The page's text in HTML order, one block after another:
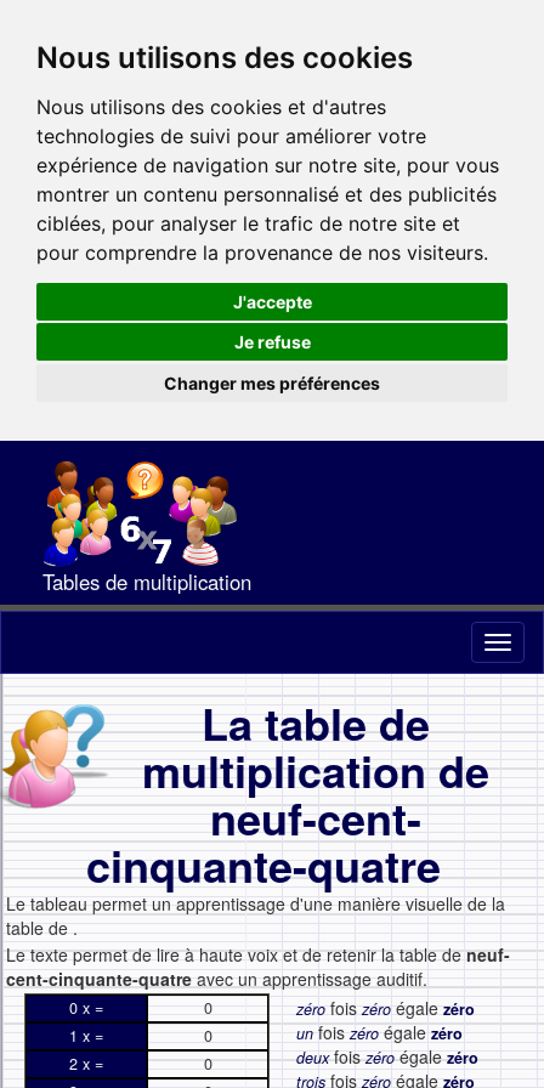
Nous utilisons des cookies
Nous utilisons des cookies et d'autres
technologies de suivi pour améliorer votre
expérience de navigation sur notre site, pour vous
montrer un contenu personnalisé et des publicités
ciblées, pour analyser le trafic de notre site et
pour comprendre la provenance de nos visiteurs.
J'accepte
Je refuse
Changer mes préférences
Tables de multiplication
La table de
multiplication de
neuf-cent-
cinquante-quatre
Le tableau permet un apprentissage d'une manière visuelle de la
table de .
Le texte permet de lire à haute voix et de retenir la table deneuf-
cent-cinquante-quatre avec un apprentissage auditif.
0 x =
0
1 x =
0
2 x =
0
zéro foiszéro égale zéro
unfoiszéroégalezéro
deuxfoiszéroégalezéro
trois foiszéro égale zéro